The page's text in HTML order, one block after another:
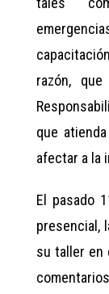
razón,
que
afectar a la
El pasado
presencial,
su taller en